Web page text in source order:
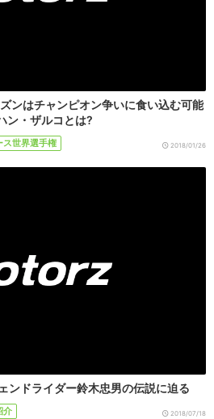
ンはチャンピオン争いに食い込む可能
ン・ザルコとは?
ス世界選手権 2018/01/26
ンドライダー鈴木忠男の伝説に迫る
介 2018/07/18